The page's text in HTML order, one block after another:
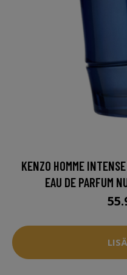
KENZO HOMME
EAU DE PARFUM